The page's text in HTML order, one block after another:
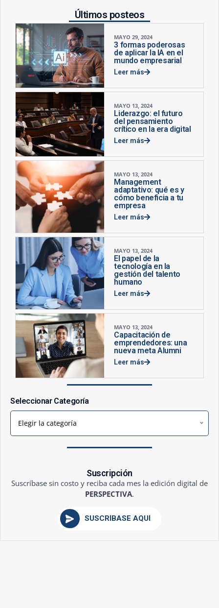
Últimos posteos
MAYO 29, 2024
3 formas poderosas
de aplicar la IA en el
mundo empresarial
Leer más
MAYO 13, 2024
Liderazgo: el futuro
del pensamiento
crítico en la era digital
Leer más
MAYO 13, 2024
Management
adaptativo: qué es y
cómo beneficia a tu
empresa
Leer más
MAYO 13, 2024
El papel de la
tecnología en la
gestión del talento
humano
Leer más
MAYO 13, 2024
Capacitación de
emprendedores: una
nueva meta Alumni
Leer más
Seleccionar Categoría
Elegir la categoría
Suscripción
Suscríbase sin costo y reciba cada mes la edición digital de
PERSPECTIVA.
SUSCRÍBASE AQUÍ